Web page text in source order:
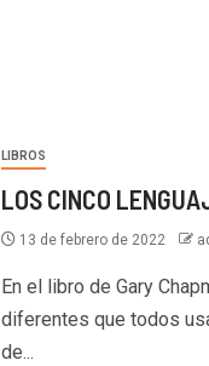
LIBROS
LOS CINCO
13 de febrero de 2022
En el libro de Gary
diferentes que todos
de...